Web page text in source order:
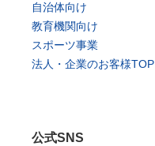
自治体向け
教育機関向け
スポーツ事業
法人・企業のお客様TOP
公式SNS